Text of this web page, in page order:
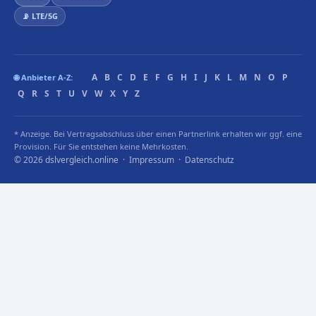
📡 LTE/5G
🌐 Anbieter A-Z: A B C D E F G H I J K L M N O
P
Q
R S T U V W X Y Z
* Anzeige. Bei Vertragsabschluss über einen Partnerlink erhalten wir ggf. eine
Provision. Für Sie entstehen keine Mehrkosten.
© 2026 dslvergleich.online · Impressum · Datenschutz